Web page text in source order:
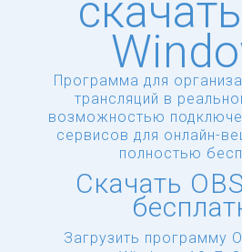
Программа для
трансляций в
возможностью
сервисов для онлайн-
полностью
Скачать
Загрузить программу